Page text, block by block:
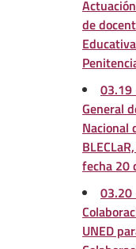
de
03.19
General
Nacional
fecha 20
03.20
UNED